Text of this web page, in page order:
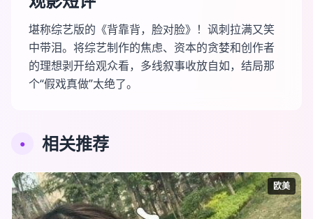
堪称综艺版的《背靠背，脸对脸》！讽刺拉满又笑
中带泪。将综艺制作的焦虑、资本的贪婪和创作者
的理想剥开给观众看，多线叙事收放自如，结局那
个“假戏真做”太绝了。
● 相关推荐
欧美